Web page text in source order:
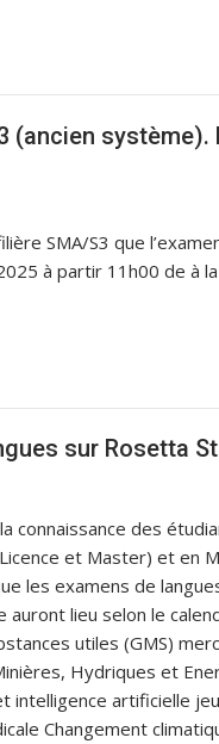
(ancien système).
SMA/S3 que
à partir 11h00 de à
sur Rosetta
connaissance des
et Master) et en
les examens de
auront lieu selon le
utiles (GMS)
Hydriques et
intelligence artificielle
Changement